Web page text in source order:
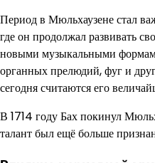
Период в Мюльхаузене стал
где он продолжал развивать
новыми музыкальными
органных прелюдий, фуг и
сегодня считаются его
В 1714 году Бах покинул
талант был ещё больше